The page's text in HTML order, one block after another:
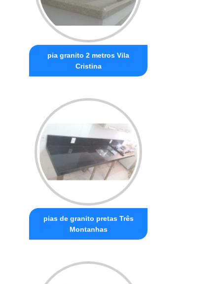
pia granito 2 metros Vila
Cristina
pias de granito pretas Três
Montanhas